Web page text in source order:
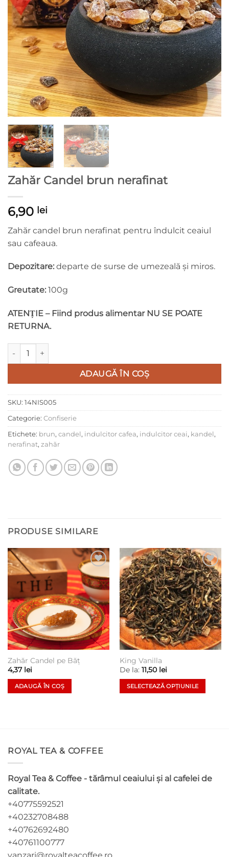
Zahăr Candel brun nerafinat
6,90 lei
Zahăr candel brun nerafinat pentru îndulcit ceaiul
sau cafeaua.
Depozitare: departe de surse de umezeală şi miros.
Greutate: 100g
ATENȚIE – Fiind produs alimentar NU SE POATE
RETURNA.
Cantitate Zahăr Candel brun nerafinat
ADAUGĂ ÎN COȘ
SKU: 14NIS005
Categorie: Confiserie
Etichete: brun, candel , indulcitor cafea, indulcitor ceai , kandel ,
nerafinat, zahăr
PRODUSE SIMILARE
Add to
wishlist
Zahăr Candel pe Băţ
4,37 lei
ADAUGĂ ÎN COȘ
Add to
wishlist
King Vanilla
De la: 11,50 lei
SELECTEAZĂ OPȚIUNILE
pot
fi
ROYAL TEA & COFFEE
Royal Tea & Coffee - tărâmul ceaiului și al cafelei de
calitate.
+40775592521
+40232708488
+40762692480
+40761100777